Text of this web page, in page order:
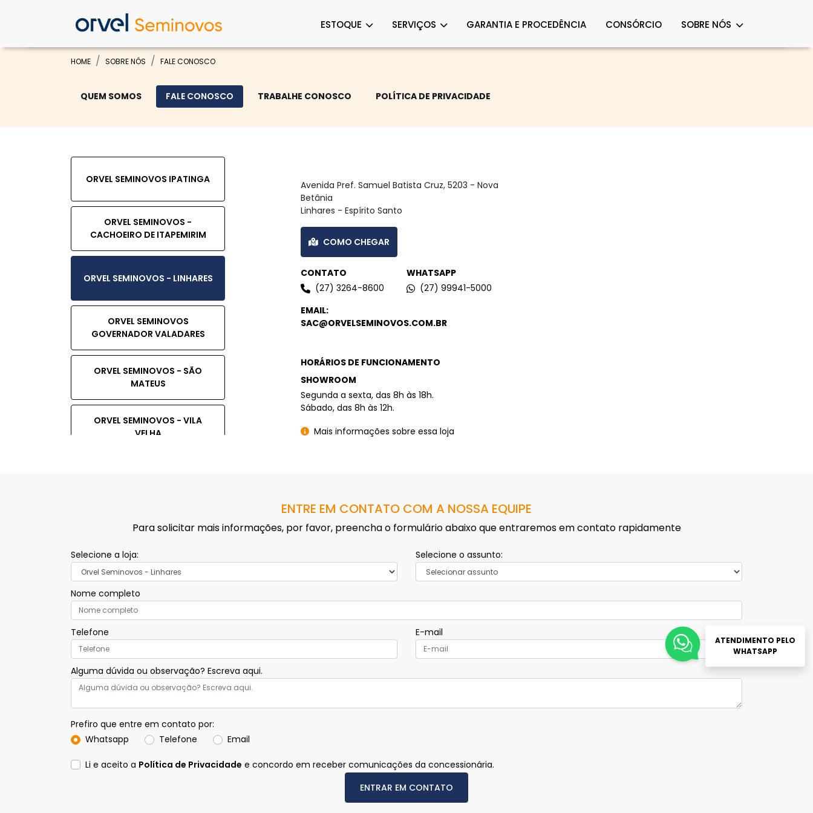
ESTOQUE SERVIÇOS GARANTIA E PROCEDÊNCIA CONSÓRCIO SOBRE NÓS
HOME SOBRE NÓS FALE CONOSCO
QUEM SOMOS FALE CONOSCO TRABALHE CONOSCO POLÍTICA DE PRIVACIDADE
ORVEL SEMINOVOS IPATINGA
ORVEL SEMINOVOS -
CACHOEIRO DE ITAPEMIRIM
ORVEL SEMINOVOS - LINHARES
ORVEL SEMINOVOS
GOVERNADOR VALADARES
ORVEL SEMINOVOS - SÃO
MATEUS
ORVEL SEMINOVOS - VILA
VELHA
EUNÁPOLIS
ORVEL SEMINOVOS - COLATINA
Avenida Pref. Samuel Batista Cruz, 5203 - Nova
Betânia
Linhares - Espírito Santo
COMO CHEGAR
CONTATO
(27) 3264-8600
WHATSAPP
(27) 99941-5000
EMAIL:
SAC@ORVELSEMINOVOS.COM.BR
HORÁRIOS DE FUNCIONAMENTO
SHOWROOM
Segunda a sexta, das 8h às 18h.
Sábado, das 8h às 12h.
Mais informações sobre essa loja
ENTRE EM CONTATO COM A NOSSA EQUIPE
Para solicitar mais informações, por favor, preencha o formulário abaixo que entraremos em contato rapidamente
Selecione a loja: Selecione o assunto:
Nome completo
Telefone E-mail
Alguma dúvida ou observação? Escreva aqui.
Prefiro que entre em contato por:
Whatsapp
Telefone Email
Li e aceito a Política de Privacidade e concordo em receber comunicações da concessionária.
ENTRAR EM CONTATO
ATENDIMENTO PELO
WHATSAPP